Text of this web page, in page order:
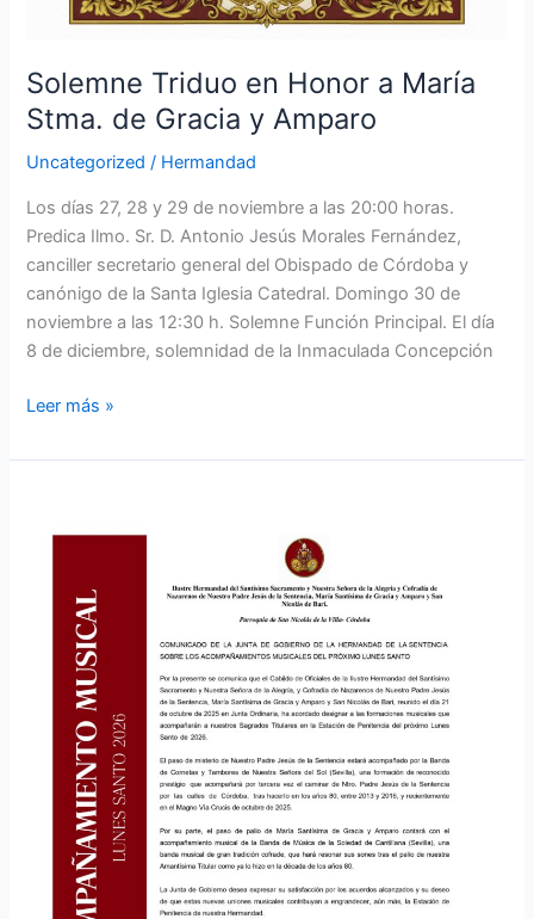
Solemne Triduo en Honor a María
Stma. de Gracia y Amparo
Uncategorized / Hermandad
Los días 27, 28 y 29 de noviembre a las 20:00 horas.
Predica Ilmo. Sr. D. Antonio Jesús Morales Fernández,
canciller secretario general del Obispado de Córdoba y
canónigo de la Santa Iglesia Catedral. Domingo 30 de
noviembre a las 12:30 h. Solemne Función Principal. El día
8 de diciembre, solemnidad de la Inmaculada Concepción
Leer más »